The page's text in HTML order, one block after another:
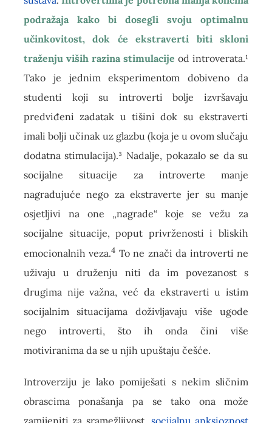
podražaja kako bi dosegli svoju optimalnu
učinkovitost, dok će ekstraverti biti skloni
traženju viših razina stimulacije od introverata.¹
Tako je jednim eksperimentom dobiveno da
studenti koji su introverti bolje izvršavaju
predviđeni zadatak u tišini dok su ekstraverti
imali bolji učinak uz glazbu (koja je u ovom slučaju
dodatna stimulacija).³ Nadalje, pokazalo se da su
socijalne situacije za introverte manje
nagrađujuće nego za ekstraverte jer su manje
osjetljivi na one „nagrade“ koje se vežu za
socijalne situacije, poput privrženosti i bliskih
emocionalnih veza.4 To ne znači da introverti ne
uživaju u druženju niti da im povezanost s
drugima nije važna, već da ekstraverti u istim
socijalnim situacijama doživljavaju više ugode
nego introverti, što ih onda čini više
motiviranima da se u njih upuštaju češće.
Introverziju je lako pomiješati s nekim sličnim
obrascima ponašanja pa se tako ona može
zamijeniti za sramežljivost, socijalnu anksioznost